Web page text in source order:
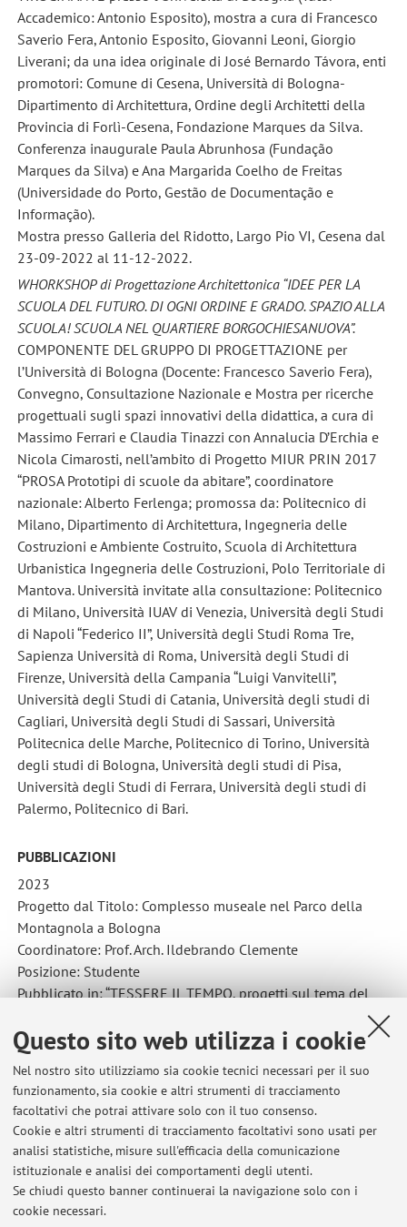
Questo sito web utilizza i cookie
Nel nostro sito utilizziamo sia cookie tecnici necessari per il suo
funzionamento, sia cookie e altri strumenti di tracciamento
facoltativi che potrai attivare solo con il tuo consenso.
Cookie e altri strumenti di tracciamento facoltativi sono usati per
analisi statistiche, misure sull'efficacia della comunicazione
istituzionale e analisi dei comportamenti degli utenti.
Se chiudi questo banner continuerai la navigazione solo con i
cookie necessari.
Accademico: Antonio Esposito), mostra a cura di Francesco
Saverio Fera, Antonio Esposito, Giovanni Leoni, Giorgio
Liverani; da una idea originale di José Bernardo Távora, enti
promotori: Comune di Cesena, Università di Bologna-
Dipartimento di Architettura, Ordine degli Architetti della
Provincia di Forlì-Cesena, Fondazione Marques da Silva.
Conferenza inaugurale Paula Abrunhosa (Fundação
Marques da Silva) e Ana Margarida Coelho de Freitas
(Universidade do Porto, Gestão de Documentação e
Informação).
Mostra presso Galleria del Ridotto, Largo Pio VI, Cesena dal
23-09-2022 al 11-12-2022.
WHORKSHOP di Progettazione Architettonica “IDEE PER LA
SCUOLA DEL FUTURO. DI OGNI ORDINE E GRADO. SPAZIO ALLA
SCUOLA! SCUOLA NEL QUARTIERE BORGOCHIESANUOVA”.
COMPONENTE DEL GRUPPO DI PROGETTAZIONE per
l’Università di Bologna (Docente: Francesco Saverio Fera),
Convegno, Consultazione Nazionale e Mostra per ricerche
progettuali sugli spazi innovativi della didattica, a cura di
Massimo Ferrari e Claudia Tinazzi con Annalucia D’Erchia e
Nicola Cimarosti, nell’ambito di Progetto MIUR PRIN 2017
“PROSA Prototipi di scuole da abitare”, coordinatore
nazionale: Alberto Ferlenga; promossa da: Politecnico di
Milano, Dipartimento di Architettura, Ingegneria delle
Costruzioni e Ambiente Costruito, Scuola di Architettura
Urbanistica Ingegneria delle Costruzioni, Polo Territoriale di
Mantova. Università invitate alla consultazione: Politecnico
di Milano, Università IUAV di Venezia, Università degli Studi
di Napoli “Federico II”, Università degli Studi Roma Tre,
Sapienza Università di Roma, Università degli Studi di
Firenze, Università della Campania “Luigi Vanvitelli”,
Università degli Studi di Catania, Università degli studi di
Cagliari, Università degli Studi di Sassari, Università
Politecnica delle Marche, Politecnico di Torino, Università
degli studi di Bologna, Università degli studi di Pisa,
Università degli Studi di Ferrara, Università degli studi di
Palermo, Politecnico di Bari.
PUBBLICAZIONI
2023
Progetto dal Titolo: Complesso museale nel Parco della
Montagnola a Bologna
Coordinatore: Prof. Arch. Ildebrando Clemente
Posizione: Studente
Pubblicato in: “TESSERE IL TEMPO, progetti sul tema del
museo”, Aiòn Edizioni, Firenze, 2023, pp.100-103. ISBN979-
12-80723-30-7
WORKSHOP INTERNAZIONALE di progettazione
architettonica “DESIGNING WITH THE LANDSCAPE”
Coordinatore: Prof.essa. Arch. Riva Lava
Posizione: Componente del gruppo di progettazione
Pubblicato in: “DESIGNING WITH THE LANDSCAPE on
Edge”, National Technical University of Athens, Athens, 2023,
pp.72-78. ISBN979-12-80723-30-7